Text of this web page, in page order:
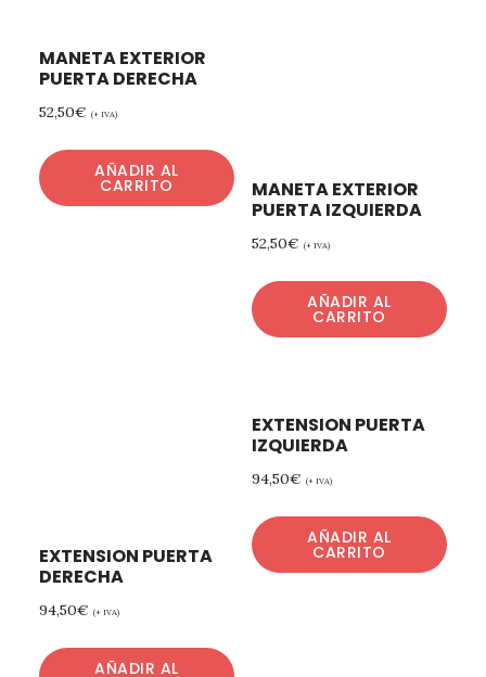
MANETA EXTERIOR
PUERTA DERECHA
52,50€ (+ IVA)
AÑADIR AL
CARRITO
MANETA EXTERIOR
PUERTA IZQUIERDA
52,50€ (+ IVA)
AÑADIR AL
CARRITO
EXTENSION PUERTA
DERECHA
94,50€ (+ IVA)
AÑADIR AL
EXTENSION PUERTA
IZQUIERDA
94,50€ (+ IVA)
AÑADIR AL
CARRITO